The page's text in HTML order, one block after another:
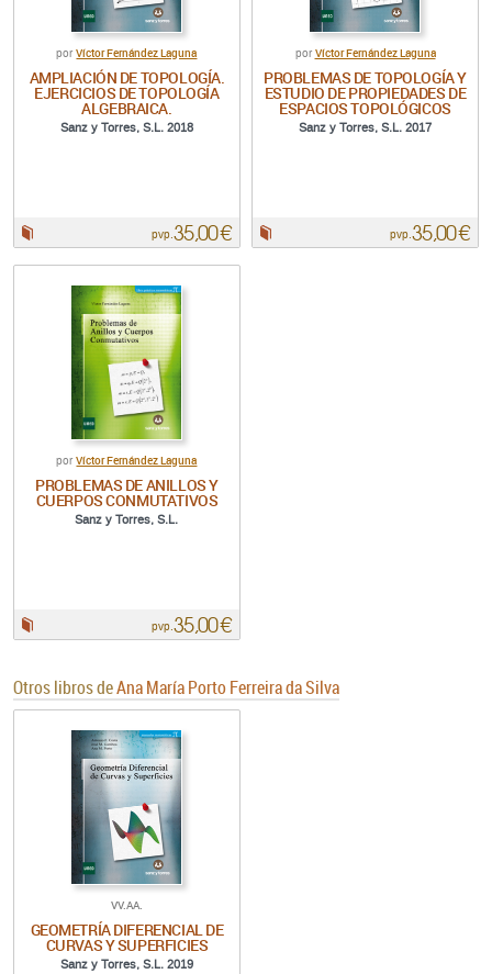
porVíctor Fernández Laguna
AMPLIACIÓN DE TOPOLOGÍA.
EJERCICIOS DE TOPOLOGÍA
ALGEBRAICA.
Sanz y Torres, S.L. 2018
pvp.35,00 €
por Víctor Fernández Laguna
PROBLEMAS DE TOPOLOGÍA Y
ESTUDIO DE PROPIEDADES DE
ESPACIOS TOPOLÓGICOS
Sanz y Torres, S.L. 2017
pvp.35,00 €
porVíctor Fernández Laguna
PROBLEMAS DE ANILLOS Y
CUERPOS CONMUTATIVOS
Sanz y Torres, S.L.
pvp.35,00 €
Otros libros deAna María Porto Ferreira da Silva
VV.AA.
GEOMETRÍA DIFERENCIAL DE
CURVAS Y SUPERFICIES
Sanz y Torres, S.L. 2019